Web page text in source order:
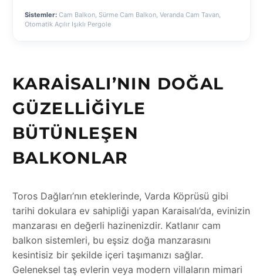
Sistemler: Cam Balkon, Sürme Cam Balkon, Veranda Cam Tavan,
Otomatik Açılır Işıklı Pergole
KARAISALI’NIN DOĞAL
GÜZELLIĞIYLE
BÜTÜNLEŞEN
BALKONLAR
Toros Dağları’nın eteklerinde, Varda Köprüsü gibi
tarihi dokulara ev sahipliği yapan Karaisalı’da, evinizin
manzarası en değerli hazinenizdir. Katlanır cam
balkon sistemleri, bu eşsiz doğa manzarasını
kesintisiz bir şekilde içeri taşımanızı sağlar.
Geleneksel taş evlerin veya modern villaların mimari